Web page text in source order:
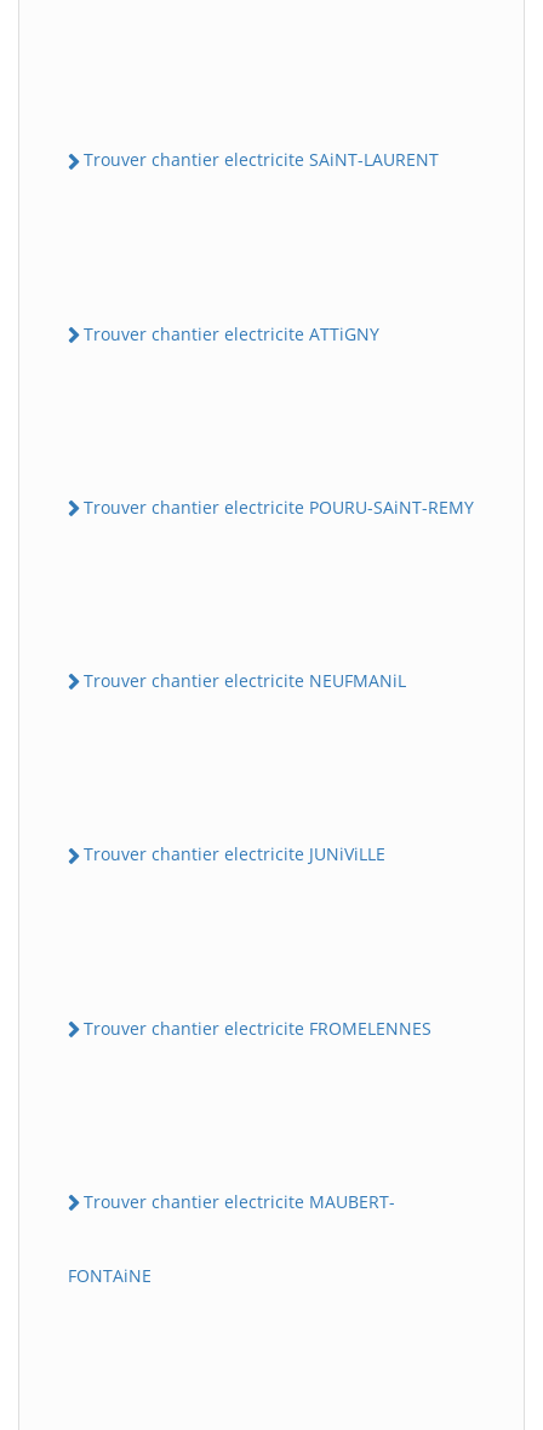
Trouver chantier electricite SAiNT-LAURENT
Trouver chantier electricite ATTiGNY
Trouver chantier electricite POURU-SAiNT-REMY
Trouver chantier electricite NEUFMANiL
Trouver chantier electricite JUNiViLLE
Trouver chantier electricite FROMELENNES
Trouver chantier electricite MAUBERT-
FONTAiNE